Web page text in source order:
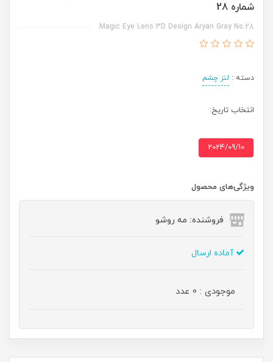
شماره 28
Magic Eye Lens 3D Design Aryan Gray No.28
دسته : لنز چشم
انتخاب تاریخ:
2024/09/10
ویژگی‌های محصول
فروشنده: مه رو‌شو
آماده ارسال
موجودی : 0 عدد